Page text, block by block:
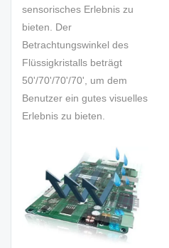
sensorisches Erlebnis zu
bieten. Der
Betrachtungswinkel des
Flüssigkristalls beträgt
50'/70'/70'/70', um dem
Benutzer ein gutes visuelles
Erlebnis zu bieten.